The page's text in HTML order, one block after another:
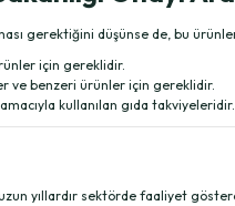
gerektiğini düşünse de, bu
için gereklidir.
ve benzeri ürünler için gereklidir.
kullanılan gıda
yıllardır sektörde faaliyet